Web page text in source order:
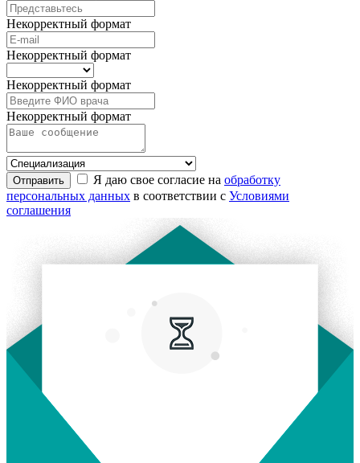
Некорректный формат
Некорректный формат
Некорректный формат
Некорректный формат
Отправить Я даю свое согласие на обработку
персональных данных в соответствии с Условиями
соглашения